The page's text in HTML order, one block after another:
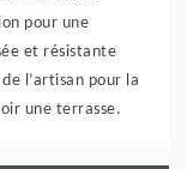
pour une
et résistante
l’artisan pour la
une terrasse.